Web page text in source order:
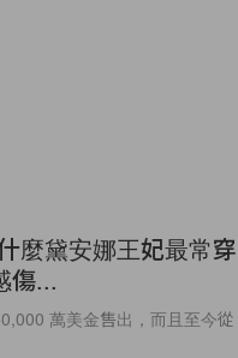
麼黛安娜王妃最常穿
傷...
萬美金售出，而且至今從